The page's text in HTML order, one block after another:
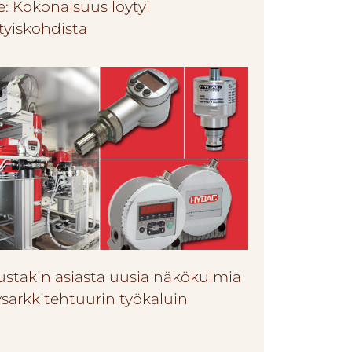
Kokonaisuus löytyi
asiasta uusia näkökulmia
työkaluin